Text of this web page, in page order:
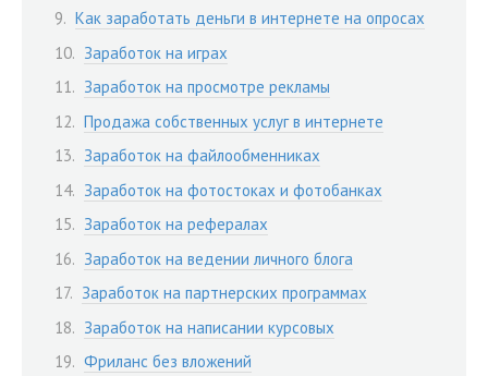
Как заработать деньги в интернете на опросах
Заработок на играх
Заработок на просмотре рекламы
Продажа собственных услуг в интернете
Заработок на файлообменниках
Заработок на фотостоках и фотобанках
Заработок на рефералах
Заработок на ведении личного блога
Заработок на партнерских программах
Заработок на написании курсовых
Фриланс без вложений